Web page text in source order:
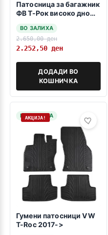
Патосница за багажник
ФВ Т-Рок високо дно
ВО ЗАЛИХА
2.650,00ден
2.252,50 ден
ДОДАДИ ВО
КОШНИЧКА
НА ЗАЛИХА
АКЦИЈА!
Гумени патосници VW
T-Roc 2017->